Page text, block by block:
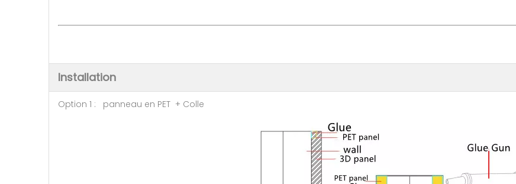
Installation
Option 1 : panneau en PET + Colle